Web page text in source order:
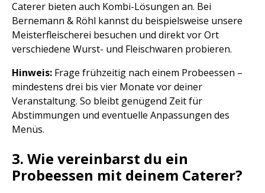
Caterer bieten auch Kombi-Lösungen an. Bei
Bernemann & Röhl kannst du beispielsweise unsere
Meisterfleischerei besuchen und direkt vor Ort
verschiedene Wurst- und Fleischwaren probieren.
Hinweis: Frage frühzeitig nach einem Probeessen –
mindestens drei bis vier Monate vor deiner
Veranstaltung. So bleibt genügend Zeit für
Abstimmungen und eventuelle Anpassungen des
Menüs.
3. Wie vereinbarst du ein
Probeessen mit deinem Caterer?